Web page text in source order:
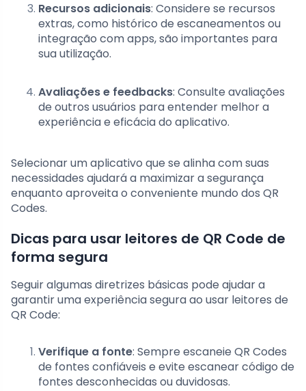
Recursos adicionais: Considere se recursos
extras, como histórico de escaneamentos ou
integração com apps, são importantes para
sua utilização.
Avaliações e feedbacks: Consulte avaliações
de outros usuários para entender melhor a
experiência e eficácia do aplicativo.
Selecionar um aplicativo que se alinha com suas
necessidades ajudará a maximizar a segurança
enquanto aproveita o conveniente mundo dos QR
Codes.
Dicas para usar leitores de QR Code de
forma segura
Seguir algumas diretrizes básicas pode ajudar a
garantir uma experiência segura ao usar leitores de
QR Code:
Verifique a fonte: Sempre escaneie QR Codes
de fontes confiáveis e evite escanear código de
fontes desconhecidas ou duvidosas.